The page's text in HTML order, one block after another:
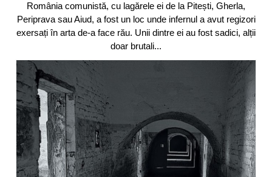
România comunistă, cu lagărele ei de la Pitești, Gherla,
Periprava sau Aiud, a fost un loc unde infernul a avut regizori
exersați în arta de-a face rău. Unii dintre ei au fost sadici, alții
doar brutali...